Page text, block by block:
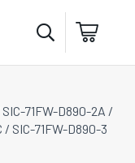
71FW-D890-2A /
/ SIC-71FW-D890-3